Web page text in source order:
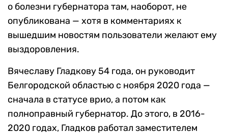
о болезни губернатора там, наоборот, не
опубликована — хотя в комментариях к
вышедшим новостям пользователи желают ему
выздоровления.
Вячеславу Гладкову 54 года, он руководит
Белгородской областью с ноября 2020 года —
сначала в статусе врио, а потом как
полноправный губернатор. До этого, в 2016-
2020 годах, Гладков работал заместителем